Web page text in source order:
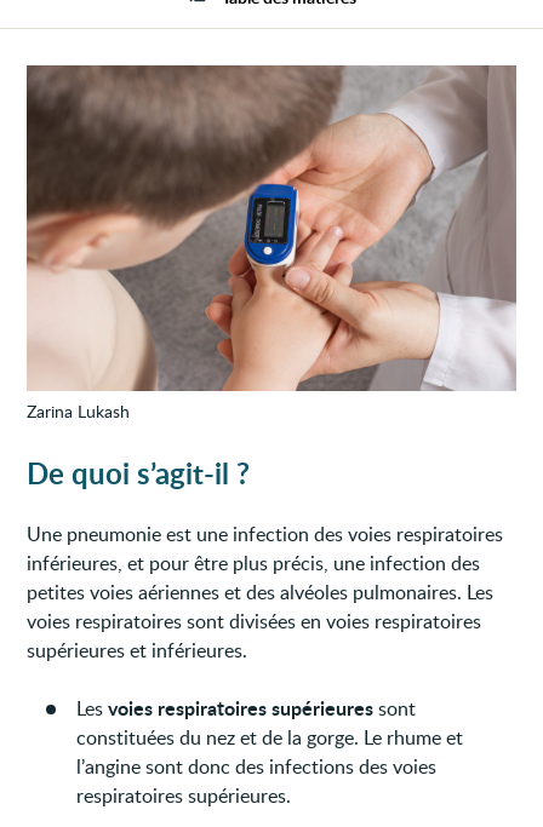
Zarina Lukash
De quoi s’agit-il ?
Une pneumonie est une infection des voies respiratoires
inférieures, et pour être plus précis, une infection des
petites voies aériennes et des alvéoles pulmonaires. Les
voies respiratoires sont divisées en voies respiratoires
supérieures et inférieures.
Lesvoies respiratoires supérieuressont
constituées du nez et de la gorge. Le rhume et
l’angine sont donc des infections des voies
respiratoires supérieures.